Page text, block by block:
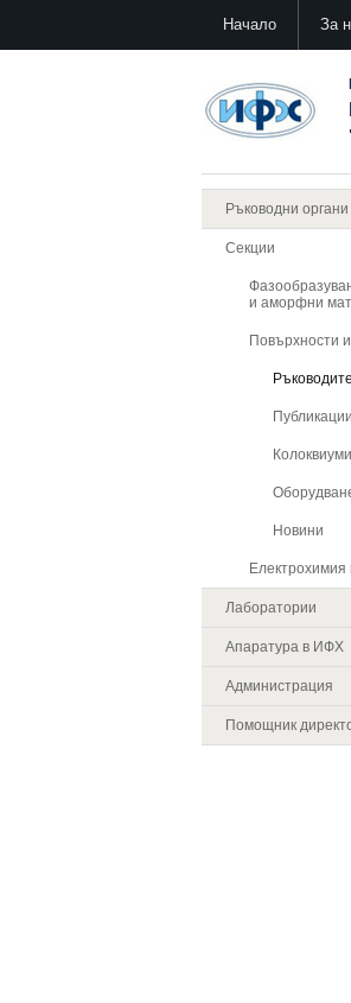
Начало За
Ръководни органи
Секции
и аморфни
Повърхности
Публикации
Колоквиуми
Новини
Електрохимия
Лаборатории
Апаратура в ИФХ
Администрация
Помощник